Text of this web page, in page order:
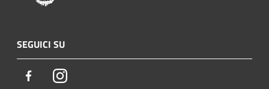
SEGUICI SU
FacebookInstagram